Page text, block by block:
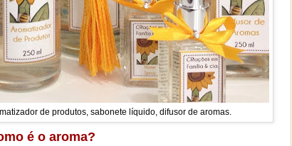
de produtos, sabonete líquido, difusor de aromas.
é o aroma?